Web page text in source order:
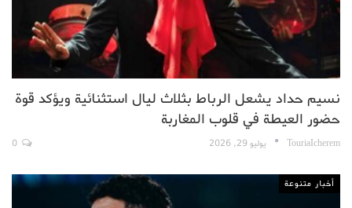
نسيم حداد يشعل الرباط بثلاث ليال استثنائية ويؤكد قوة
حضور العيطة في قلوب المغاربة
TouriaIcherem يوليو 29, 2026
أخبار متنوعة